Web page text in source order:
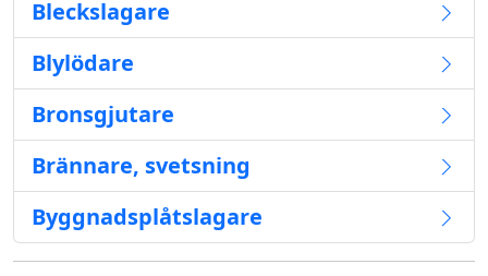
Bleckslagare
Blylödare
Bronsgjutare
Brännare, svetsning
Byggnadsplåtslagare